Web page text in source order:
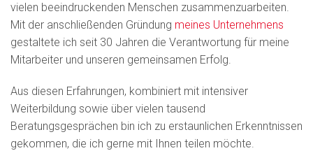
vielen beeindruckenden Menschen zusammenzuarbeiten.
Mit der anschließenden Gründung meines Unternehmens
gestaltete ich seit 30 Jahren die Verantwortung für meine
Mitarbeiter und unseren gemeinsamen Erfolg.
Aus diesen Erfahrungen, kombiniert mit intensiver
Weiterbildung sowie über vielen tausend
Beratungsgesprächen bin ich zu erstaunlichen Erkenntnissen
gekommen, die ich gerne mit Ihnen teilen möchte.